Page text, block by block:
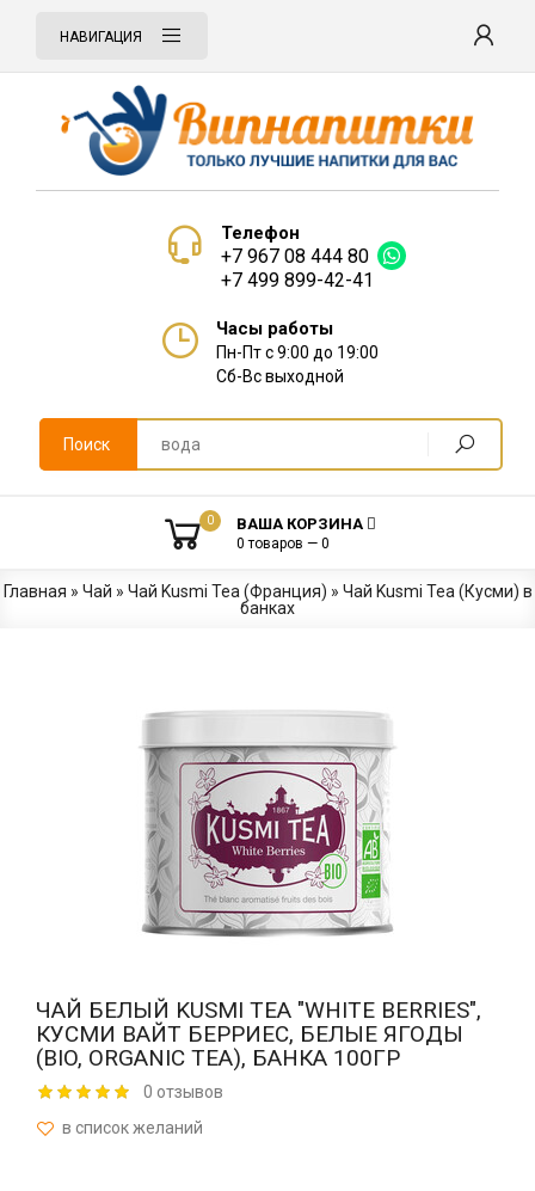
НАВИГАЦИЯ
Телефон
+7 967 08 444 80
+7 499 899-42-41
Часы работы
Пн-Пт с 9:00 до 19:00
Сб-Вс выходной
Поиск
0 ВАША КОРЗИНА
0 товаров — 0
Главная » Чай » Чай Kusmi Tea (Франция) » Чай Kusmi Tea (Кусми) в
банках
ЧАЙ БЕЛЫЙ KUSMI TEA "WHITE BERRIES",
КУСМИ ВАЙТ БЕРРИЕС, БЕЛЫЕ ЯГОДЫ
(BIO, ORGANIC TEA), БАНКА 100ГР
0 отзывов